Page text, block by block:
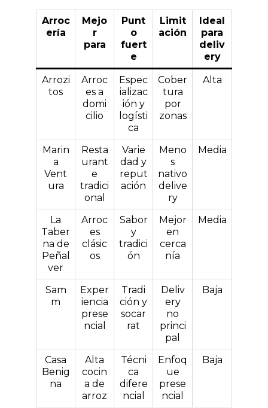
Arroc
ería
Mejo
r
para
Punt
o
fuert
e
Limit
ación
Ideal
para
deliv
ery
Arrozi
tos
Arroc
es a
domi
cilio
Espec
ializac
ión y
logísti
ca
Cober
tura
por
zonas
Alta
Marin
a
Vent
ura
Resta
urant
e
tradici
onal
Varie
dad y
reput
ación
Meno
s
nativo
delive
ry
Media
La
Taber
na de
Peñal
ver
Arroc
es
clásic
os
Sabor
y
tradici
ón
Mejor
en
cerca
nía
Media
Sam
m
Exper
iencia
prese
ncial
Tradi
ción y
socar
rat
Deliv
ery
no
princi
pal
Baja
Casa
Benig
na
Alta
cocin
a de
arroz
Técni
ca
difere
ncial
Enfoq
ue
prese
ncial
Baja